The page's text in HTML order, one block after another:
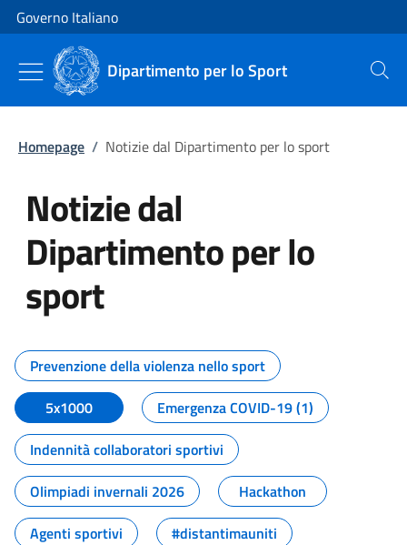
Vai al contenuto
Vai alla navigazione del sito
Governo Italiano
Dipartimento per lo Sport Cerca
Homepage / Notizie dal Dipartimento per lo sport
Notizie dal
Dipartimento per lo
sport
Tutti i contenuti della pagina
Prevenzione della violenza nello sport
5x1000
Emergenza COVID-19 (1)
Indennità collaboratori sportivi
Olimpiadi invernali 2026
Hackathon
Agenti sportivi
#distantimauniti